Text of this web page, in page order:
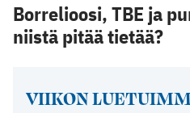
VIIKON
Borrelioosi, TBE ja
niistä pitää tietää?